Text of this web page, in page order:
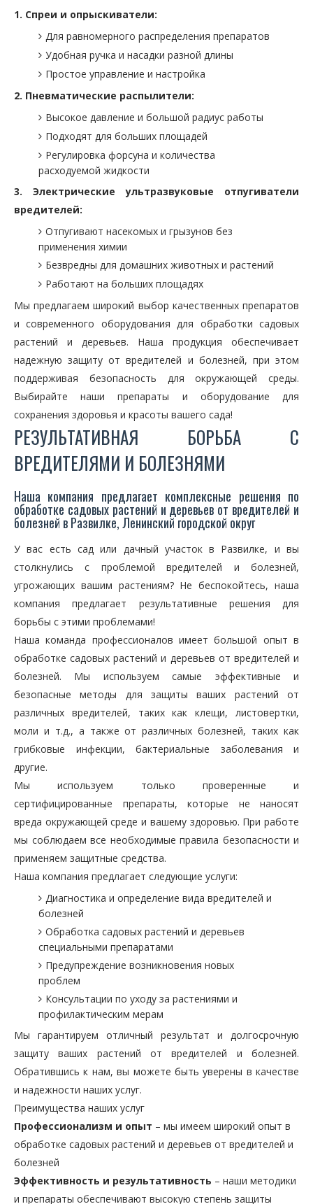
1. Спреи и опрыскиватели:
Для равномерного распределения препаратов
Удобная ручка и насадки разной длины
Простое управление и настройка
2. Пневматические распылители:
Высокое давление и большой радиус работы
Подходят для больших площадей
Регулировка форсуна и количества
расходуемой жидкости
3. Электрические ультразвуковые отпугиватели
вредителей:
Отпугивают насекомых и грызунов без
применения химии
Безвредны для домашних животных и растений
Работают на больших площадях
Мы предлагаем широкий выбор качественных препаратов
и современного оборудования для обработки садовых
растений и деревьев. Наша продукция обеспечивает
надежную защиту от вредителей и болезней, при этом
поддерживая безопасность для окружающей среды.
Выбирайте наши препараты и оборудование для
сохранения здоровья и красоты вашего сада!
РЕЗУЛЬТАТИВНАЯ БОРЬБА С
ВРЕДИТЕЛЯМИ И БОЛЕЗНЯМИ
Наша компания предлагает комплексные решения по
обработке садовых растений и деревьев от вредителей и
болезней в Развилке, Ленинский городской округ
У вас есть сад или дачный участок в Развилке, и вы
столкнулись с проблемой вредителей и болезней,
угрожающих вашим растениям? Не беспокойтесь, наша
компания предлагает результативные решения для
борьбы с этими проблемами!
Наша команда профессионалов имеет большой опыт в
обработке садовых растений и деревьев от вредителей и
болезней. Мы используем самые эффективные и
безопасные методы для защиты ваших растений от
различных вредителей, таких как клещи, листовертки,
моли и т.д., а также от различных болезней, таких как
грибковые инфекции, бактериальные заболевания и
другие.
Мы используем только проверенные и
сертифицированные препараты, которые не наносят
вреда окружающей среде и вашему здоровью. При работе
мы соблюдаем все необходимые правила безопасности и
применяем защитные средства.
Наша компания предлагает следующие услуги:
Диагностика и определение вида вредителей и
болезней
Обработка садовых растений и деревьев
специальными препаратами
Предупреждение возникновения новых
проблем
Консультации по уходу за растениями и
профилактическим мерам
Мы гарантируем отличный результат и долгосрочную
защиту ваших растений от вредителей и болезней.
Обратившись к нам, вы можете быть уверены в качестве
и надежности наших услуг.
Преимущества наших услуг
Профессионализм и опыт – мы имеем широкий опыт в
обработке садовых растений и деревьев от вредителей и
болезней
Эффективность и результативность – наши методики
и препараты обеспечивают высокую степень защиты